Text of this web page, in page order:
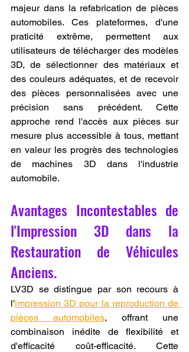
majeur dans la refabrication de pièces
automobiles. Ces plateformes, d'une
praticité extrême, permettent aux
utilisateurs de télécharger des modèles
3D, de sélectionner des matériaux et
des couleurs adéquates, et de recevoir
des pièces personnalisées avec une
précision sans précédent. Cette
approche rend l'accès aux pièces sur
mesure plus accessible à tous, mettant
en valeur les progrès des technologies
de machines 3D dans l'industrie
automobile.
Avantages Incontestables de
l'Impression 3D dans la
Restauration de Véhicules
Anciens.
LV3D se distingue par son recours à
l'impression 3D pour la reproduction de
pièces automobiles, offrant une
combinaison inédite de flexibilité et
d'efficacité coût-efficacité. Cette